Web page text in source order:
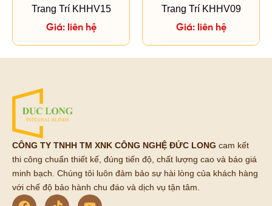
Trang Trí KHHV15
Giá: liên hệ
Trang Trí KHHV09
Giá: liên hệ
CÔNG TY TNHH TM XNK CÔNG NGHỆ ĐỨC LONG cam kết
thi công chuẩn thiết kế, đúng tiến độ, chất lượng cao và báo giá
minh bạch. Chúng tôi luôn đảm bảo sự hài lòng của khách hàng
với chế độ bảo hành chu đáo và dịch vụ tận tâm.